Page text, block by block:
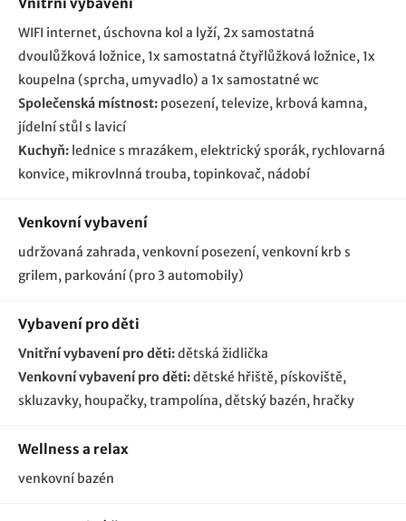
WIFI internet úschovna kol a lyží 2x samostatná
dvoulůžková ložnice, 1x samostatná čtyřlůžková ložnice 1x
koupelna (sprcha, umyvadlo) a 1x samostatné wc
Společenská místnost: posezení, televize, krbová kamna,
jídelní stůl s lavicí
Kuchyň: lednice s mrazákem, elektrický sporák, rychlovarná
konvice, mikrovlnná trouba, topinkovač, nádobí
Vybavení pro děti
Vnitřní vybavení pro děti:dětská židlička
Venkovní vybavení pro děti:dětské hřiště pískoviště
skluzavky houpačky trampolína dětský bazén hračky
Venkovní vybavení
udržovaná zahrada, venkovní posezení, venkovní krb s
grilem parkování (pro 3 automobily)
Wellness a relax
venkovní bazén